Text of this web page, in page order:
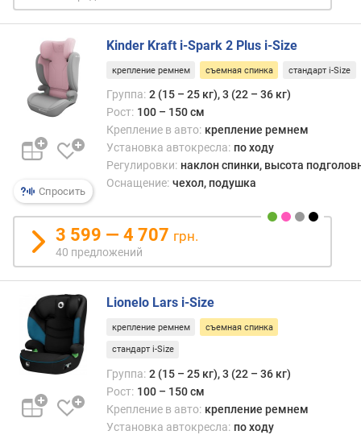
Спросить
Kinder Kraft i-Spark 2 Plus i-Size
крепление ремнем съемная спинка стандарт i-Size
Группа: 2 (15 – 25 кг), 3 (22 – 36 кг)
Рост: 100 – 150 см
Крепление в авто: крепление ремнем
Установка автокресла: по ходу
Регулировки: наклон спинки, высота
Оснащение: чехол, подушка
3 599 — 4 707 грн.
40 предложений
Lionelo Lars i-Size
крепление ремнем съемная спинка
стандарт i-Size
Группа: 2 (15 – 25 кг), 3 (22 – 36 кг)
Рост: 100 – 150 см
Крепление в авто: крепление ремнем
Установка автокресла: по ходу